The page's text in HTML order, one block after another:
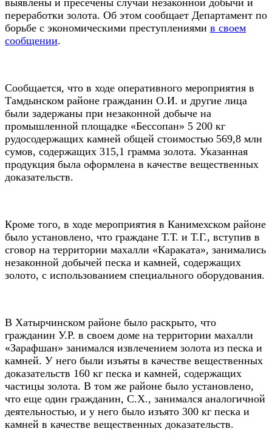
переработки золота. Об этом сообщает Департамент по
борьбе с экономическими преступлениями в своем
сообщении.
Сообщается, что в ходе оперативного мероприятия в
Тамдынском районе гражданин О.И. и другие лица
были задержаны при незаконной добыче на
промышленной площадке «Бессопан» 5 200 кг
рудосодержащих камней общей стоимостью 569,8 млн
сумов, содержащих 315,1 грамма золота. Указанная
продукция была оформлена в качестве вещественных
доказательств.
Кроме того, в ходе мероприятия в Канимехском районе
было установлено, что граждане Т.Т. и Т.Г., вступив в
сговор на территории махалли «Караката», занимались
незаконной добычей песка и камней, содержащих
золото, с использованием специального оборудования.
В Хатырчинском районе было раскрыто, что
гражданин У.Р. в своем доме на территории махалли
«Зарафшан» занимался извлечением золота из песка и
камней. У него были изъяты в качестве вещественных
доказательств 160 кг песка и камней, содержащих
частицы золота. В том же районе было установлено,
что еще один гражданин, С.Х., занимался аналогичной
деятельностью, и у него было изъято 300 кг песка и
камней в качестве вещественных доказательств.